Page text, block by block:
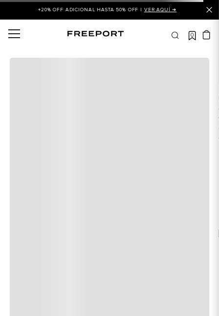
+20% OFF ADICIONAL HASTA 50% OFF | VER AQUÍ ➜
0